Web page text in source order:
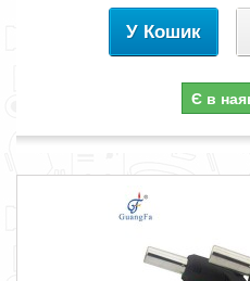
У Кошик
Є в